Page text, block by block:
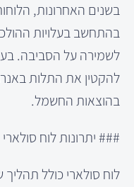
בשנים האחרונות,
בהתחשב בעלויות
לשמירה על הסביבה.
בהוצאות החשמל.
### יתרונות לוח סולארי
לוח סולארי כולל תהליך